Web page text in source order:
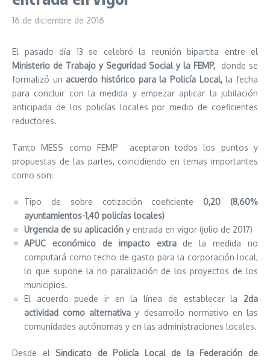
16 de diciembre de 2016
El pasado día 13 se celebró la reunión bipartita entre el
Ministerio de Trabajo y Seguridad Social y la FEMP, donde se
formalizó un acuerdo histórico para la Policía Local,la fecha
para concluir con la medida y empezar aplicar la jubilación
anticipada de los policías locales por medio de coeficientes
reductores.
Tanto MESS como FEMP aceptaron todos los puntos y
propuestas de las partes, coincidiendo en temas importantes
como son:
Tipo de sobre cotización coeficiente 0,20 (8,60%
ayuntamientos-1,40 policías locales)
Urgencia de su aplicación y entrada en vigor (julio de 2017)
APUC económico de impacto extrade la medida no
computará como techo de gasto para la corporación local,
lo que supone la no paralización de los proyectos de los
municipios.
El acuerdo puede ir en la línea de establecer la 2da
actividad como alternativa y desarrollo normativo en las
comunidades autónomas y en las administraciones locales.
Desde elSindicato de Policía Local de la Federación de